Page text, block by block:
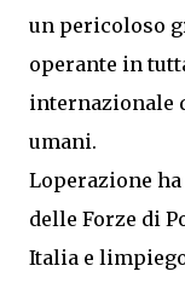
un pericoloso
operante in
internazionale
umani.
Loperazione
delle Forze di
Italia e